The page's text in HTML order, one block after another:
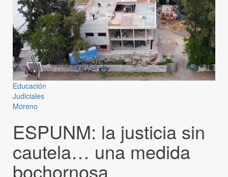
Educación
Judiciales
Moreno
ESPUNM: la justicia sin
cautela… una medida
bochornosa